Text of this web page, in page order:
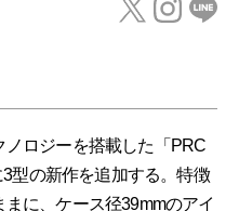
ロジーを搭載した「PRC
型の新作を追加する。特徴
に、ケース径39mmのアイ